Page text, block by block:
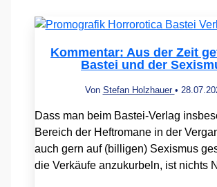
Kommentar: Aus der Zeit
Bastei und der
Von Stefan Holzhauer •
Dass man beim Bastei-Verlag
Bereich der Heftromane in der
auch gern auf (billigen) Sexismus
die Verkäufe anzukurbeln, ist nichts